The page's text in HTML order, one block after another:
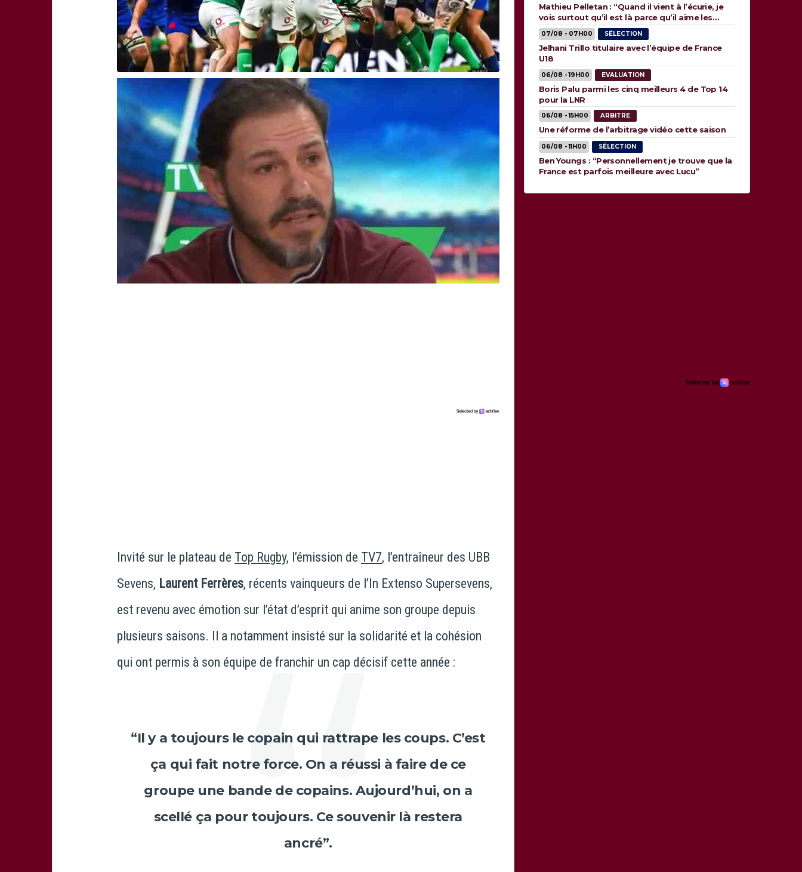
Invité sur le plateau de Top Rugby, l’émission de TV7, l’entraîneur des UBB
Sevens, Laurent Ferrères, récents vainqueurs de l’In Extenso Supersevens,
est revenu avec émotion sur l’état d’esprit qui anime son groupe depuis
plusieurs saisons. Il a notamment insisté sur la solidarité et la cohésion
qui ont permis à son équipe de franchir un cap décisif cette année :
“Il y a toujours le copain qui rattrape les coups. C’est
ça qui fait notre force. On a réussi à faire de ce
groupe une bande de copains. Aujourd’hui, on a
scellé ça pour toujours. Ce souvenir là restera
ancré”.
Mathieu Pelletan : “Quand il vient à l’écurie, je
vois surtout qu’il est là parce qu’il aime les
animaux”
07/08 - 07H00 SÉLECTION
Jelhani Trillo titulaire avec l’équipe de France
U18
06/08 - 19H00 EVALUATION
Boris Palu parmi les cinq meilleurs 4 de Top 14
pour la LNR
06/08 - 15H00 ARBITRE
Une réforme de l’arbitrage vidéo cette saison
06/08 - 11H00 SÉLECTION
Ben Youngs : “Personnellement je trouve que la
France est parfois meilleure avec Lucu”